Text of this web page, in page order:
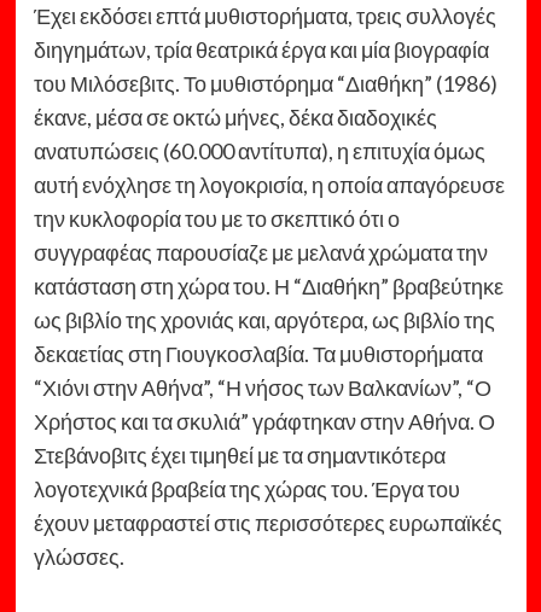
Έχει εκδόσει επτά μυθιστορήματα, τρεις συλλογές
διηγημάτων, τρία θεατρικά έργα και μία βιογραφία
του Μιλόσεβιτς. Το μυθιστόρημα “Διαθήκη” (1986)
έκανε, μέσα σε οκτώ μήνες, δέκα διαδοχικές
ανατυπώσεις (60.000 αντίτυπα), η επιτυχία όμως
αυτή ενόχλησε τη λογοκρισία, η οποία απαγόρευσε
την κυκλοφορία του με το σκεπτικό ότι ο
συγγραφέας παρουσίαζε με μελανά χρώματα την
κατάσταση στη χώρα του. Η “Διαθήκη” βραβεύτηκε
ως βιβλίο της χρονιάς και, αργότερα, ως βιβλίο της
δεκαετίας στη Γιουγκοσλαβία. Τα μυθιστορήματα
“Χιόνι στην Αθήνα”, “Η νήσος των Βαλκανίων”, “Ο
Χρήστος και τα σκυλιά” γράφτηκαν στην Αθήνα. Ο
Στεβάνοβιτς έχει τιμηθεί με τα σημαντικότερα
λογοτεχνικά βραβεία της χώρας του. Έργα του
έχουν μεταφραστεί στις περισσότερες ευρωπαϊκές
γλώσσες.